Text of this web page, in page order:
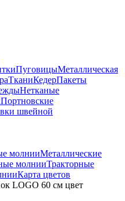
ПуговицыМеталлическая
ТканиКедерПакеты
Нетканые
Портновские
швейной
молнииМеталлические
молнииТракторные
Карта цветов
LOGO 60 см цвет